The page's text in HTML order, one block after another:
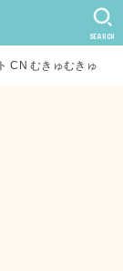
SEARCH
CN むきゅむきゅ